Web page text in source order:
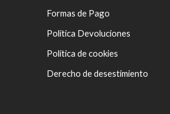
Formas de Pago
Política Devoluciones
Política de cookies
Derecho de desestimiento